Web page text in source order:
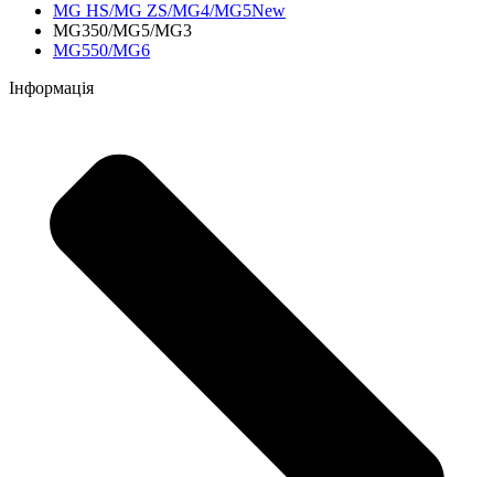
MG HS/MG ZS/MG4/MG5New
MG350/MG5/MG3
MG550/MG6
Інформація